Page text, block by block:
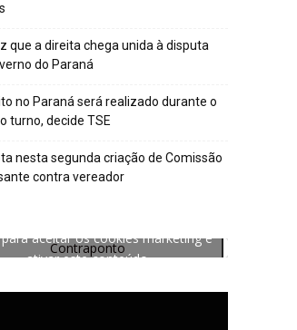
que a direita chega unida à disputa
do Paraná
no Paraná será realizado durante o
turno, decide TSE
nesta segunda criação de Comissão
contra vereador
Contraponto
aceitar os cookies marketing e
ativar este conteúdo